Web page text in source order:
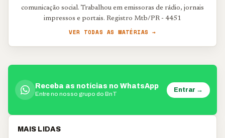
comunicação social. Trabalhou em emissoras de rádio, jornais
impressos e portais. Registro Mtb/PR - 4451
VER TODAS AS MATÉRIAS →
Receba as notícias no WhatsApp
Entre no nosso grupo do BnT
Entrar →
MAIS LIDAS